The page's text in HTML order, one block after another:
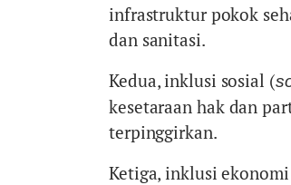
infrastruktur pokok
dan sanitasi.
Kedua, inklusi sosial (
kesetaraan hak dan
terpinggirkan.
Ketiga, inklusi